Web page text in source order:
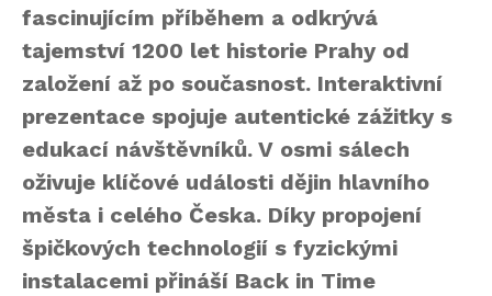
fascinujícím příběhem a odkrývá
tajemství 1200 let historie Prahy od
založení až po současnost. Interaktivní
prezentace spojuje autentické zážitky s
edukací návštěvníků. V osmi sálech
oživuje klíčové události dějin hlavního
města i celého Česka. Díky propojení
špičkových technologií s fyzickými
instalacemi přináší Back in Time